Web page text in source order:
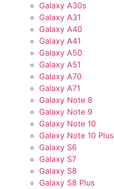
Galaxy A30s
Galaxy A31
Galaxy A40
Galaxy A41
Galaxy A50
Galaxy A51
Galaxy A70
Galaxy A71
Galaxy Note 8
Galaxy Note 9
Galaxy Note 10
Galaxy Note 10 Plus
Galaxy S6
Galaxy S7
Galaxy S8
Galaxy S8 Plus